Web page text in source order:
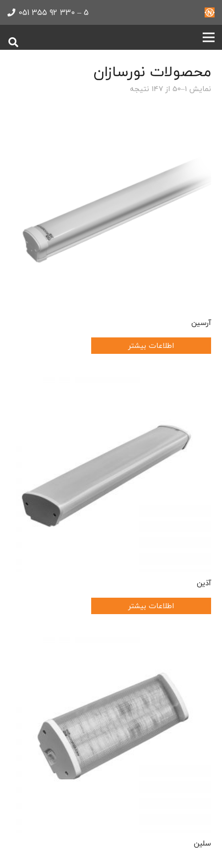
5 – 330 92 355 051
محصولات نورسازان
نمایش 1–50 از 147 نتیجه
آرسین
اطلاعات بیشتر
آذین
اطلاعات بیشتر
سلین